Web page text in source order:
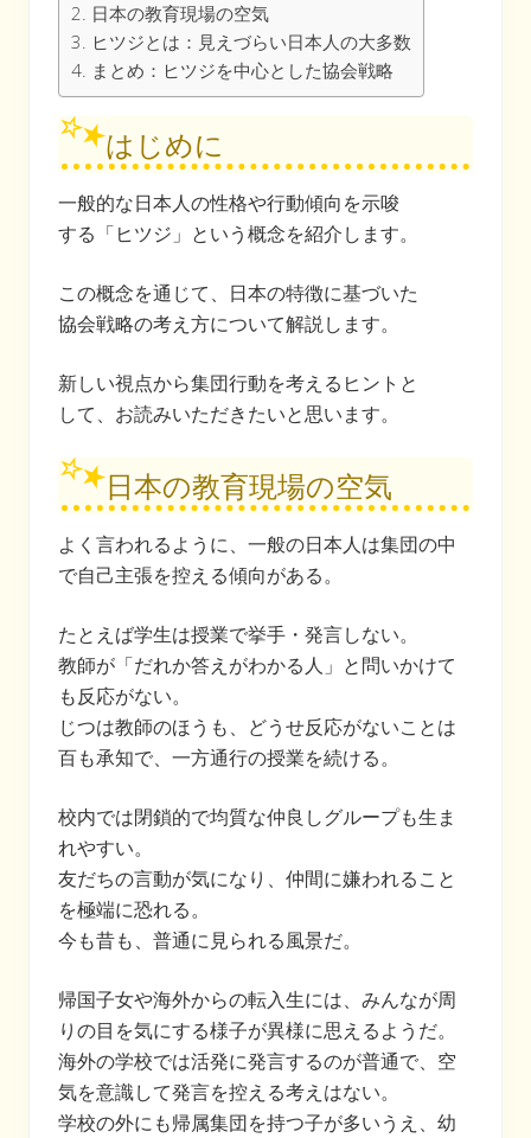
日本の教育現場の空気
ヒツジとは：見えづらい日本人の大多数
まとめ：ヒツジを中心とした協会戦略
はじめに
一般的な日本人の性格や行動傾向を示唆
する「ヒツジ」という概念を紹介します。
この概念を通じて、日本の特徴に基づいた
協会戦略の考え方について解説します。
新しい視点から集団行動を考えるヒントと
して、お読みいただきたいと思います。
日本の教育現場の空気
よく言われるように、一般の日本人は集団の中
で自己主張を控える傾向がある。
たとえば学生は授業で挙手・発言しない。
教師が「だれか答えがわかる人」と問いかけて
も反応がない。
じつは教師のほうも、どうせ反応がないことは
百も承知で、一方通行の授業を続ける。
校内では閉鎖的で均質な仲良しグループも生ま
れやすい。
友だちの言動が気になり、仲間に嫌われること
を極端に恐れる。
今も昔も、普通に見られる風景だ。
帰国子女や海外からの転入生には、みんなが周
りの目を気にする様子が異様に思えるようだ。
海外の学校では活発に発言するのが普通で、空
気を意識して発言を控える考えはない。
学校の外にも帰属集団を持つ子が多いうえ、幼